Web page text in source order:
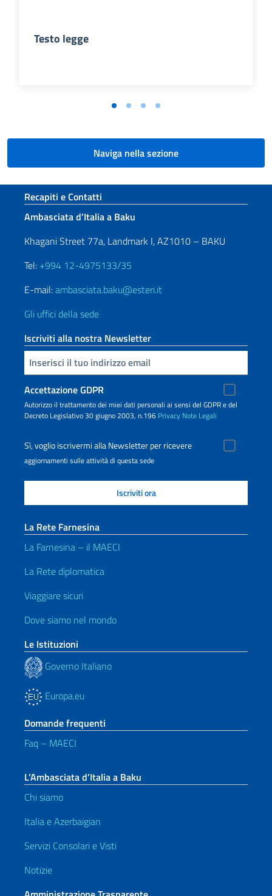
Testo legge
Naviga nella sezione
Sezione footer
Recapiti e Contatti
Ambasciata d’Italia a Baku
Khagani Street 77a, Landmark I, AZ1010 – BAKU
Tel: +994 12-4975133/35
E-mail:ambasciata.baku@esteri.it
Gli uffici della sede
Iscriviti alla nostra Newsletter
Inserisci la tua email
Accettazione GDPR
Autorizzo il trattamento dei miei dati personali ai sensi del GDPR e del
Decreto Legislativo 30 giugno 2003, n.196 Privacy Note Legali
Sì, voglio iscrivermi alla Newsletter per ricevere
aggiornamenti sulle attività di questa sede
La Rete Farnesina
La Farnesina – il MAECI
La Rete diplomatica
Viaggiare sicuri
Dove siamo nel mondo
Le Istituzioni
Governo Italiano
Europa.eu
Domande frequenti
Faq – MAECI
L’Ambasciata d’Italia a Baku
Chi siamo
Italia e Azerbaigian
Servizi Consolari e Visti
Notizie